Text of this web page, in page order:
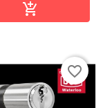

favorite_border